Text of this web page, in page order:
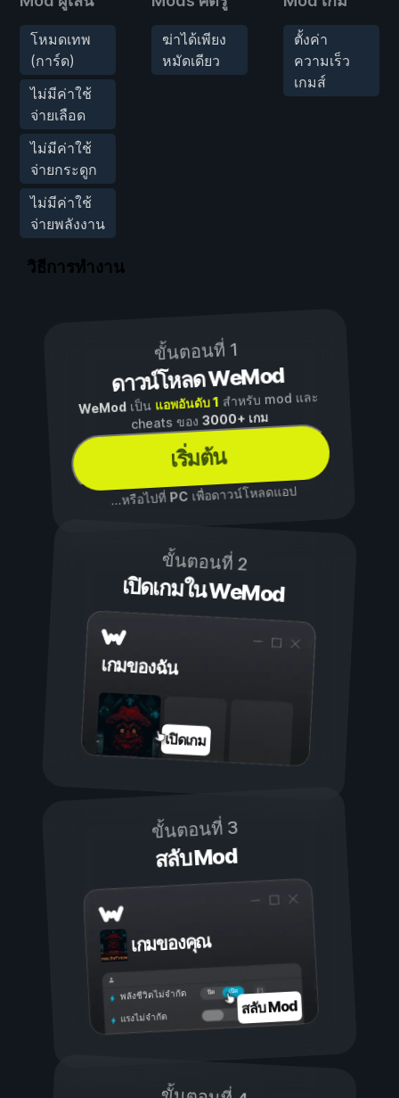
โหมดเทพ
(การ์ด)
ไม่มีค่าใช้
จ่ายเลือด
ไม่มีค่าใช้
จ่ายกระดูก
ไม่มีค่าใช้
จ่ายพลังงาน
ฆ่าได้เพียง
หมัดเดียว
ตั้งค่า
ความเร็ว
เกมส์
วิธีการทำงาน
ขั้นตอนที่ 1
ดาวน์โหลด WeMod
WeModเป็น แอพอันดับ 1 สำหรับ mod และ
cheats ของ3000+ เกม
เริ่มต้น
...หรือไปที่ PCเพื่อดาวน์โหลดแอป
ขั้นตอนที่ 2
เปิดเกมใน WeMod
เกมของฉัน
เปิดเกม
ขั้นตอนที่ 3
สลับ Mod
เกมของคุณ
เปิด
ปิด
พลังชีวิตไม่จำกัด
แรงไม่จำกัด สลับ Mod